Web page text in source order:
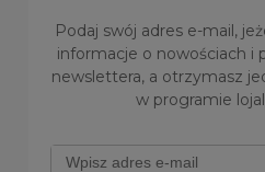
Podaj swój adres e-mail,
informacje o nowościach i
newslettera, a otrzymasz
w programie